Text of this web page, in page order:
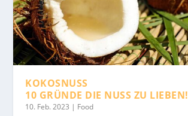
KOKOSNUSS
10 GRÜNDE DIE NUSS ZU LIEBEN!
10. Feb. 2023 | Food